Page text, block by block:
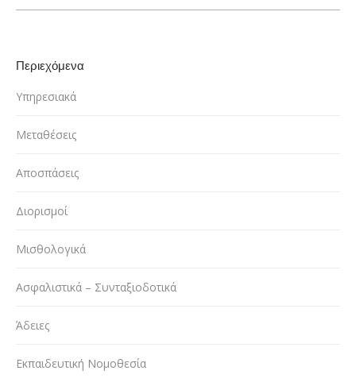
Περιεχόμενα
Υπηρεσιακά
Μεταθέσεις
Αποσπάσεις
Διορισμοί
Μισθολογικά
Ασφαλιστικά – Συνταξιοδοτικά
Άδειες
Εκπαιδευτική Νομοθεσία